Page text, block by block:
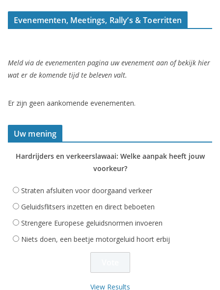
Evenementen, Meetings, Rally’s & Toerritten
Meld via de evenementen pagina uw evenement aan of bekijk hier
wat er de komende tijd te beleven valt.
Er zijn geen aankomende evenementen.
Uw mening
Hardrijders en verkeerslawaai: Welke aanpak heeft jouw
voorkeur?
Straten afsluiten voor doorgaand verkeer
Geluidsflitsers inzetten en direct beboeten
Strengere Europese geluidsnormen invoeren
Niets doen, een beetje motorgeluid hoort erbij
View Results